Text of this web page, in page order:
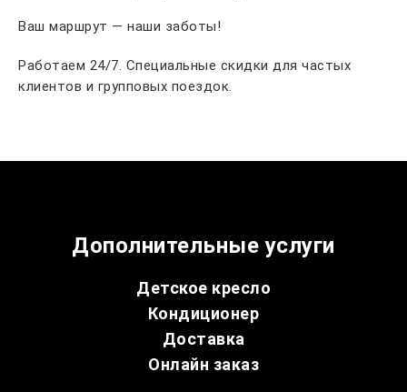
Ваш маршрут — наши заботы!
Работаем 24/7. Специальные скидки для частых
клиентов и групповых поездок.
Дополнительные услуги
Детское кресло
Кондиционер
Доставка
Онлайн заказ